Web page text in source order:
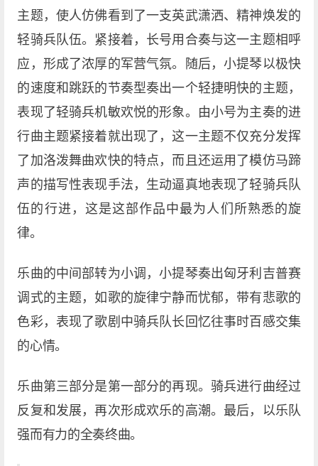
主题，使人仿佛看到了一支英武潇洒、精神焕发的
轻骑兵队伍。紧接着，长号用合奏与这一主题相呼
应，形成了浓厚的军营气氛。随后，小提琴以极快
的速度和跳跃的节奏型奏出一个轻捷明快的主题，
表现了轻骑兵机敏欢悦的形象。由小号为主奏的进
行曲主题紧接着就出现了，这一主题不仅充分发挥
了加洛泼舞曲欢快的特点，而且还运用了模仿马蹄
声的描写性表现手法，生动逼真地表现了轻骑兵队
伍的行进，这是这部作品中最为人们所熟悉的旋
律。
乐曲的中间部转为小调，小提琴奏出匈牙利吉普赛
调式的主题，如歌的旋律宁静而忧郁，带有悲歌的
色彩，表现了歌剧中骑兵队长回忆往事时百感交集
的心情。
乐曲第三部分是第一部分的再现。骑兵进行曲经过
反复和发展，再次形成欢乐的高潮。最后，以乐队
强而有力的全奏终曲。